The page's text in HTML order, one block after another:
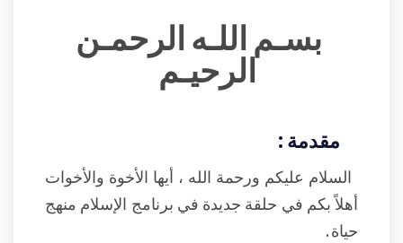
بسـم اللـه الرحمـن
الرحيـم
مقدمة :
السلام عليكم ورحمة الله ، أيها الأخوة والأخوات
أهلاً بكم في حلقة جديدة في برنامج الإسلام منهج
حياة .